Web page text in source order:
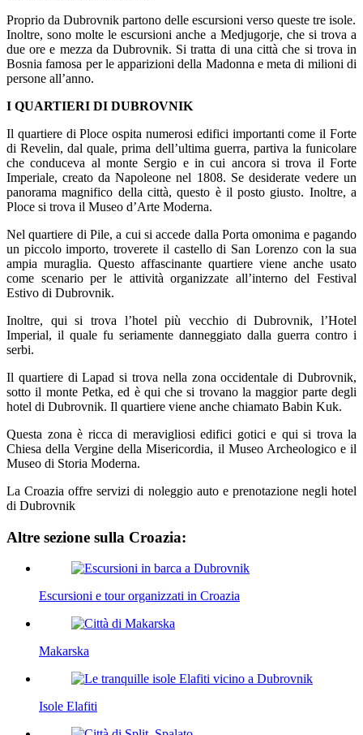
Proprio da Dubrovnik partono delle escursioni verso queste tre isole.
Inoltre, sono molte le escursioni anche a Medjugorje, che si trova a
due ore e mezza da Dubrovnik. Si tratta di una città che si trova in
Bosnia famosa per le apparizioni della Madonna e meta di milioni di
persone all’anno.
I QUARTIERI DI DUBROVNIK
Il quartiere di Ploce ospita numerosi edifici importanti come il Forte
di Revelin, dal quale, prima dell’ultima guerra, partiva la funicolare
che conduceva al monte Sergio e in cui ancora si trova il Forte
Imperiale, creato da Napoleone nel 1808. Se desiderate vedere un
panorama magnifico della città, questo è il posto giusto. Inoltre, a
Ploce si trova il Museo d’Arte Moderna.
Nel quartiere di Pile, a cui si accede dalla Porta omonima e pagando
un piccolo importo, troverete il castello di San Lorenzo con la sua
ampia muraglia. Questo affascinante quartiere viene anche usato
come scenario per le attività organizzate all’interno del Festival
Estivo di Dubrovnik.
Inoltre, qui si trova l’hotel più vecchio di Dubrovnik, l’Hotel
Imperial, il quale fu seriamente danneggiato dalla guerra contro i
serbi.
Il quartiere di Lapad si trova nella zona occidentale di Dubrovnik,
sotto il monte Petka, ed è qui che si trovano la maggior parte degli
hotel di Dubrovnik. Il quartiere viene anche chiamato Babin Kuk.
Questa zona è ricca di meravigliosi edifici gotici e qui si trova la
Chiesa della Vergine della Misericordia, il Museo Archeologico e il
Museo di Storia Moderna.
La Croazia offre servizi di noleggio auto e prenotazione negli hotel
di Dubrovnik
Altre sezione sulla Croazia:
Escursioni e tour organizzati in Croazia
Makarska
Isole Elafiti